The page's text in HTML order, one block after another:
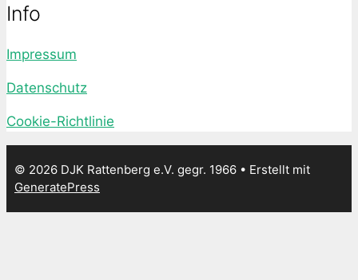
Info
Impressum
Datenschutz
Cookie-Richtlinie
© 2026 DJK Rattenberg e.V. gegr. 1966 • Erstellt mit
GeneratePress